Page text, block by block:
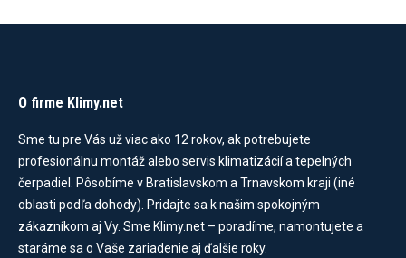
O firme Klimy.net
Sme tu pre Vás už viac ako 12 rokov, ak potrebujete
profesionálnu montáž alebo servis klimatizácií a tepelných
čerpadiel. Pôsobíme v Bratislavskom a Trnavskom kraji (iné
oblasti podľa dohody). Pridajte sa k našim spokojným
zákazníkom aj Vy. Sme Klimy.net – poradíme, namontujete a
staráme sa o Vaše zariadenie aj ďalšie roky.